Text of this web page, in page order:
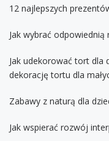
12 najlepszych
Jak wybrać
Jak udekorować tort dla
dekorację tortu dla
Zabawy z naturą dla
Jak wspierać rozwój